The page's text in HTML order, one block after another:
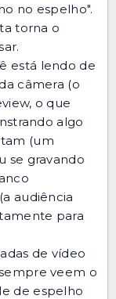
no espelho".
torna o
está lendo de
câmera (o
o que
algo
(um
se gravando
audiência
para
de vídeo
veem o
de espelho